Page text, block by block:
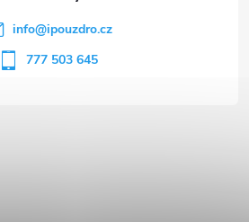
info@ipouzdro.cz
777 503 645